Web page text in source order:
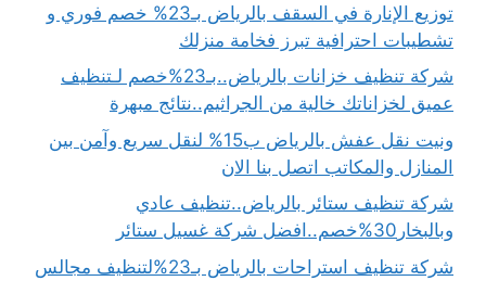
توزيع الإنارة في السقف بالرياض بـ23% خصم فوري و
تشطيبات احترافية تبرز فخامة منزلك
شركة تنظيف خزانات بالرياض..بـ23%خصم لـتنظيف
عميق لخزاناتك خالية من الجراثيم..نتائج مبهرة
ونيت نقل عفش بالرياض ب15% لنقل سريع وآمن بين
المنازل والمكاتب اتصل بنا الان
شركة تنظيف ستائر بالرياض..تنظيف عادي
وبالبخار30%خصم..افضل شركة غسيل ستائر
شركة تنظيف استراحات بالرياض بـ23%لتنظيف مجالس